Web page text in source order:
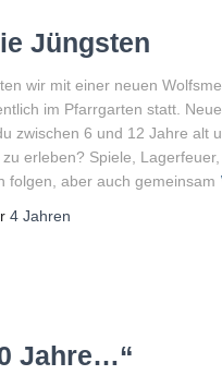
Jüngsten
wir mit einer neuen
im Pfarrgarten statt.
zwischen 6 und 12 Jahre alt
erleben? Spiele, Lagerfeuer,
folgen, aber auch gemeinsam
4 Jahren
Jahre…“